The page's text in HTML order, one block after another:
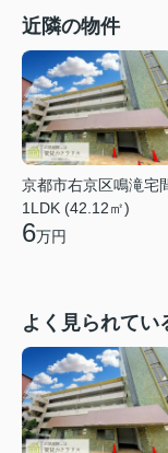
近隣の物件
京都市右京区鳴滝宅
1LDK (42.12㎡)
6万円
よく見られてい